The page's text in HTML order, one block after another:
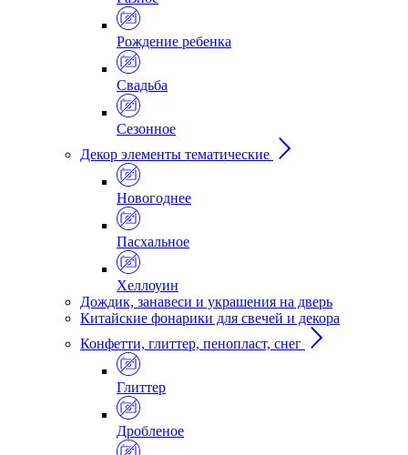
Рождение ребенка
Свадьба
Сезонное
Декор элементы тематические
Новогоднее
Пасхальное
Хеллоуин
Дождик, занавеси и украшения на дверь
Китайские фонарики для свечей и декора
Конфетти, глиттер, пенопласт, снег
Глиттер
Дробленое